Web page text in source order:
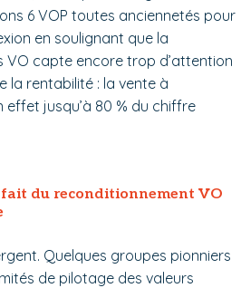
6 VOP toutes anciennetés pour
en soulignant que la
VO capte encore trop d’attention
rentabilité : la vente à
jusqu’à 80 % du chiffre
du reconditionnement VO
Quelques groupes pionniers
de pilotage des valeurs